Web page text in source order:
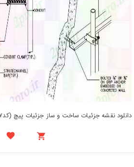
دانلود نقشه جزئیات ساخت و ساز جزئیات پیچ (کد164457)